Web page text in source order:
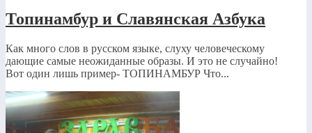
Топинамбур и Славянская Азбука
Как много слов в русском языке, слуху человеческому
дающие самые неожиданные образы. И это не случайно!
Вот один лишь пример- ТОПИНАМБУР Что...